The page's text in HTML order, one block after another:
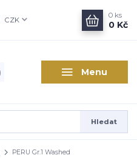
Menu
CZK
Hledat
0 ks
0 Kč
PERU Gr.1 Washed